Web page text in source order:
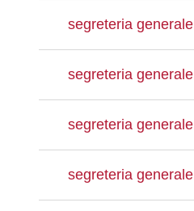
segreteria generale
segreteria generale
segreteria generale
segreteria generale